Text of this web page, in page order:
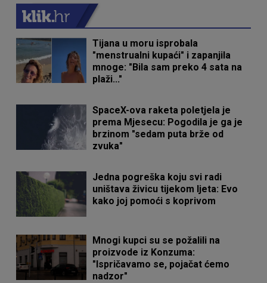
Tijana u moru isprobala
"menstrualni kupaći" i zapanjila
mnoge: "Bila sam preko 4 sata na
plaži..."
SpaceX-ova raketa poletjela je
prema Mjesecu: Pogodila je ga je
brzinom "sedam puta brže od
zvuka"
Jedna pogreška koju svi radi
uništava živicu tijekom ljeta: Evo
kako joj pomoći s koprivom
Mnogi kupci su se požalili na
proizvode iz Konzuma:
"Ispričavamo se, pojačat ćemo
nadzor"